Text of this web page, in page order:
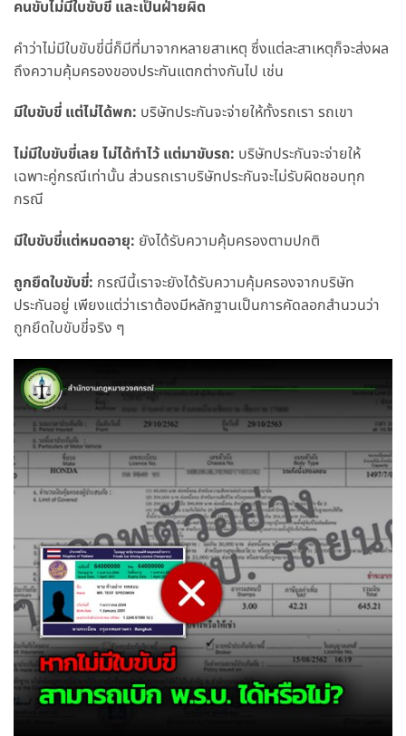
คนขับไม่มีใบขับขี่ และเป็นฝ่ายผิด
คำว่าไม่มีใบขับขี่นี่ก็มีที่มาจากหลายสาเหตุ ซึ่งแต่ละสาเหตุก็จะส่งผล
ถึงความคุ้มครองของประกันแตกต่างกันไป เช่น
มีใบขับขี่ แต่ไม่ได้พก: บริษัทประกันจะจ่ายให้ทั้งรถเรา รถเขา
ไม่มีใบขับขี่เลย ไม่ได้ทำไว้ แต่มาขับรถ: บริษัทประกันจะจ่ายให้
เฉพาะคู่กรณีเท่านั้น ส่วนรถเราบริษัทประกันจะไม่รับผิดชอบทุก
กรณี
มีใบขับขี่แต่หมดอายุ: ยังได้รับความคุ้มครองตามปกติ
ถูกยึดใบขับขี่: กรณีนี้เราจะยังได้รับความคุ้มครองจากบริษัท
ประกันอยู่ เพียงแต่ว่าเราต้องมีหลักฐานเป็นการคัดลอกสำนวนว่า
ถูกยึดใบขับขี่จริง ๆ